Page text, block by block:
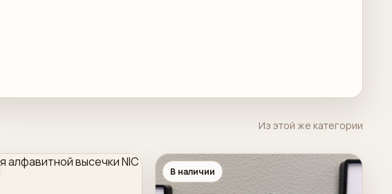
Из этой же категории
В наличии